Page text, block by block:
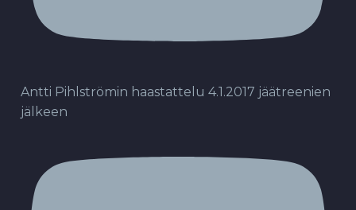
Antti Pihlströmin haastattelu 4.1.2017 jäätreenien
jälkeen